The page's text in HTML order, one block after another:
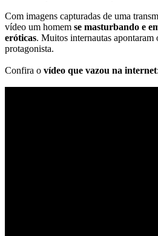
Com imagens capturadas de uma
vídeo um homem se masturbando e
eróticas. Muitos internautas
protagonista.
Confira o vídeo que vazou na internet: